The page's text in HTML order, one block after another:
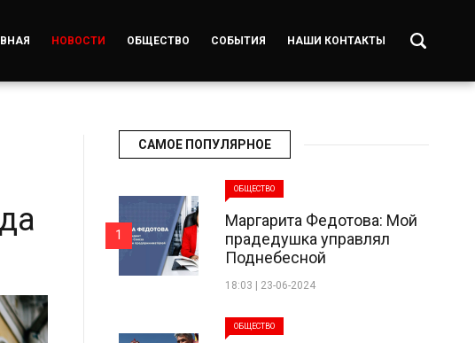
НОВОСТИ ОБЩЕСТВО СОБЫТИЯ НАШИ КОНТАКТЫ
САМОЕ ПОПУЛЯРНОЕ
ОБЩЕСТВО
Маргарита Федотова: Мой
прадедушка управлял
Поднебесной
18:03 | 23-06-2024
1
ОБЩЕСТВО